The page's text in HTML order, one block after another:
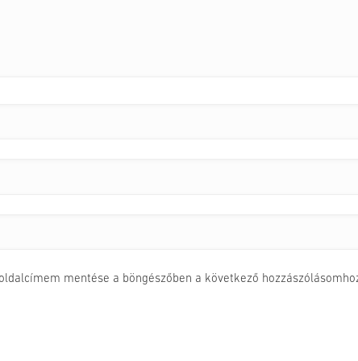
mentése a böngészőben a következő